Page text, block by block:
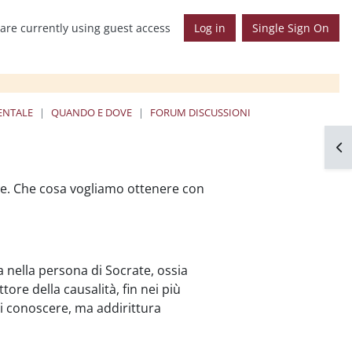
currently using guest access Log in Single Sign On
QUANDO E DOVE FORUM DISCUSSIONI
Che cosa vogliamo ottenere con
persona di Socrate, ossia
della causalità, fin nei più
conoscere, ma addirittura